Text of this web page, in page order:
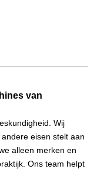
van
Wij
eisen stelt aan
alleen merken en
Ons team helpt